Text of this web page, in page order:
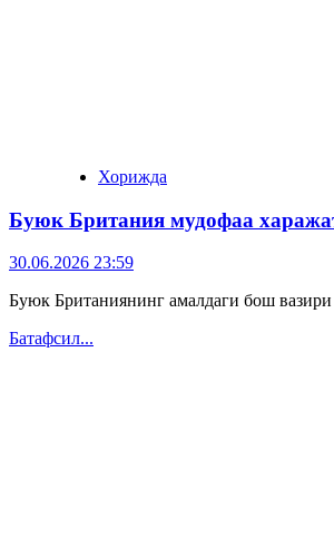
Хорижда
Буюк Британия мудофаа
30.06.2026 23:59
Буюк Британиянинг амалдаги бош
Батафсил...